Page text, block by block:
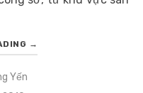
→
Yến